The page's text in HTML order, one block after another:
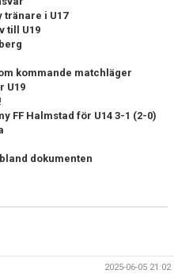
tränare i U17
till U19
kommande matchläger
U19
FF Halmstad för U14 3-1 (2-0)
dokumenten
2025-06-05 21:02